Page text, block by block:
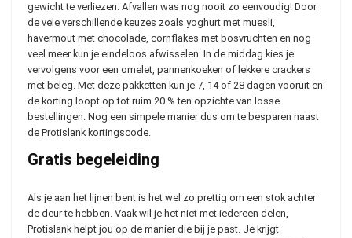
gewicht te verliezen. Afvallen was nog nooit zo eenvoudig! Door
de vele verschillende keuzes zoals yoghurt met muesli,
havermout met chocolade, cornflakes met bosvruchten en nog
veel meer kun je eindeloos afwisselen. In de middag kies je
vervolgens voor een omelet, pannenkoeken of lekkere crackers
met beleg. Met deze pakketten kun je 7, 14 of 28 dagen vooruit en
de korting loopt op tot ruim 20 % ten opzichte van losse
bestellingen. Nog een simpele manier dus om te besparen naast
de Protislank kortingscode.
Gratis begeleiding
Als je aan het lijnen bent is het wel zo prettig om een stok achter
de deur te hebben. Vaak wil je het niet met iedereen delen,
Protislank helpt jou op de manier die bij je past. Je krijgt